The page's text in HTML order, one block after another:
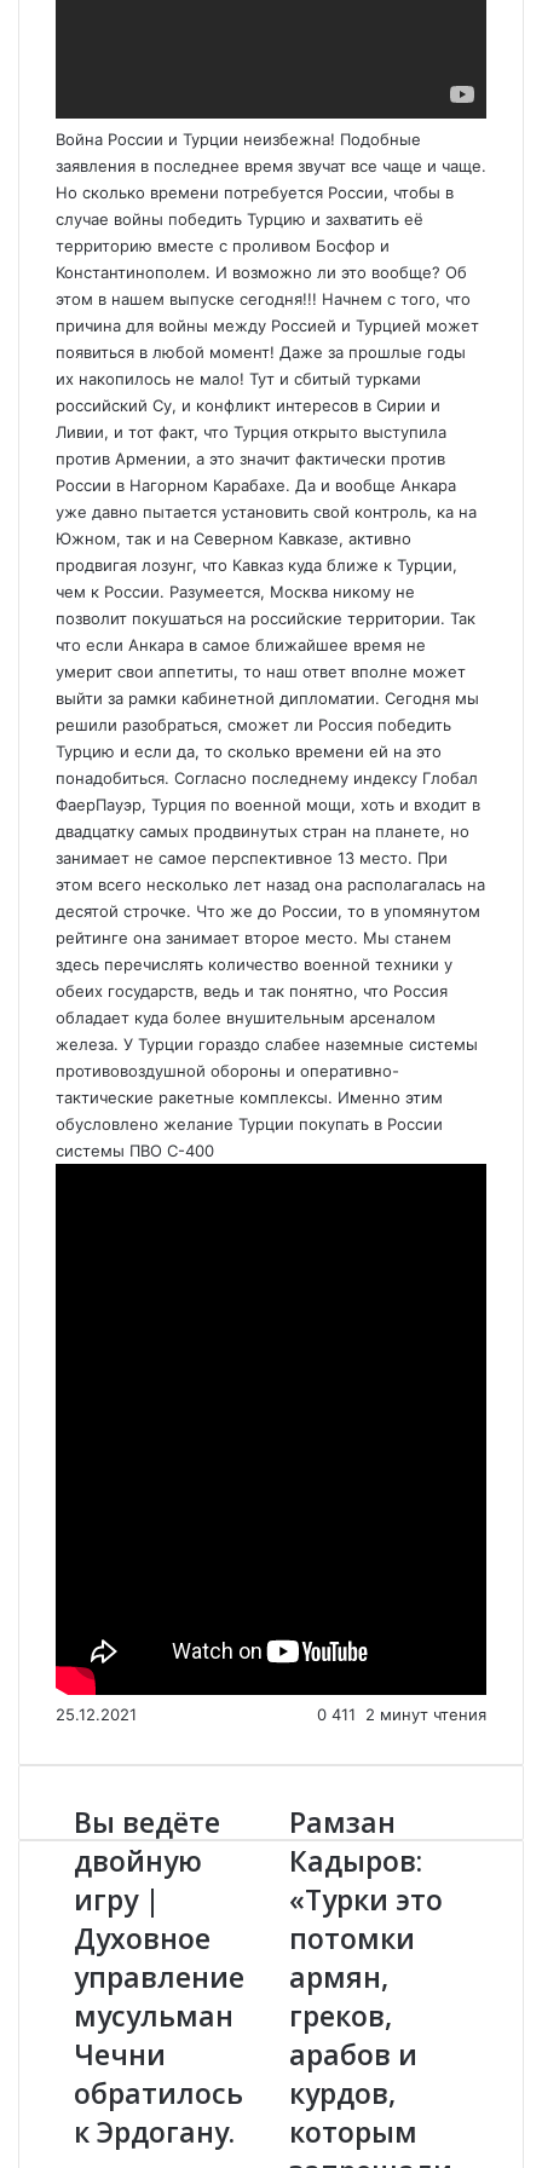
Война России и Турции неизбежна! Подобные
заявления в последнее время звучат все чаще и чаще.
Но сколько времени потребуется России, чтобы в
случае войны победить Турцию и захватить её
территорию вместе с проливом Босфор и
Константинополем. И возможно ли это вообще? Об
этом в нашем выпуске сегодня!!! Начнем с того, что
причина для войны между Россией и Турцией может
появиться в любой момент! Даже за прошлые годы
их накопилось не мало! Тут и сбитый турками
российский Су, и конфликт интересов в Сирии и
Ливии, и тот факт, что Турция открыто выступила
против Армении, а это значит фактически против
России в Нагорном Карабахе. Да и вообще Анкара
уже давно пытается установить свой контроль, ка на
Южном, так и на Северном Кавказе, активно
продвигая лозунг, что Кавказ куда ближе к Турции,
чем к России. Разумеется, Москва никому не
позволит покушаться на российские территории. Так
что если Анкара в самое ближайшее время не
умерит свои аппетиты, то наш ответ вполне может
выйти за рамки кабинетной дипломатии. Сегодня мы
решили разобраться, сможет ли Россия победить
Турцию и если да, то сколько времени ей на это
понадобиться. Согласно последнему индексу Глобал
ФаерПауэр, Турция по военной мощи, хоть и входит в
двадцатку самых продвинутых стран на планете, но
занимает не самое перспективное 13 место. При
этом всего несколько лет назад она располагалась на
десятой строчке. Что же до России, то в упомянутом
рейтинге она занимает второе место. Мы станем
здесь перечислять количество военной техники у
обеих государств, ведь и так понятно, что Россия
обладает куда более внушительным арсеналом
железа. У Турции гораздо слабее наземные системы
противовоздушной обороны и оперативно-
тактические ракетные комплексы. Именно этим
обусловлено желание Турции покупать в России
системы ПВО С-400
25.12.2021 0 411 2 минут чтения
В
ы
в
е
д
ё
е
д
в
й
у
Вы ведёте
двойную
игру |
Духовное
управление
мусульман
Чечни
обратилось
к Эрдогану.
Р
а
м
н
а
д
р
о
:
Рамзан
Кадыров:
«Турки это
потомки
армян,
греков,
арабов и
курдов,
которым